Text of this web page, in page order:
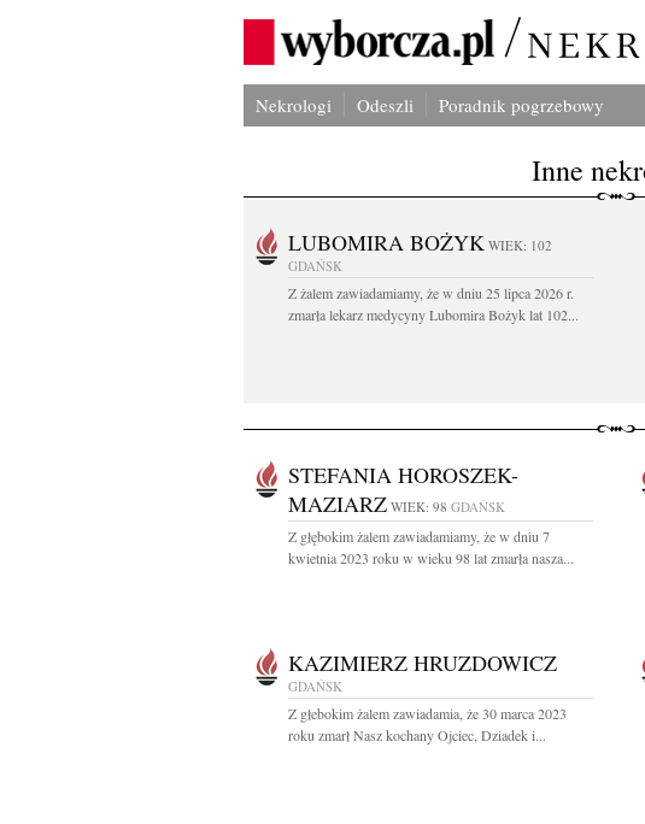
Nekrologi Odeszli Poradnik pogrzebowy
Inne
LUBOMIRA BOŻYK WIEK: 102
GDAŃSK
Z żalem zawiadamiamy, że w dniu 25 lipca 2026 r.
zmarła lekarz medycyny Lubomira Bożyk lat 102...
STEFANIA HOROSZEK-
MAZIARZ WIEK: 98 GDAŃSK
Z głębokim żalem zawiadamiamy, że w dniu 7
kwietnia 2023 roku w wieku 98 lat zmarła nasza...
KAZIMIERZ HRUZDOWICZ
GDAŃSK
Z głebokim żalem zawiadamia, że 30 marca 2023
roku zmarł Nasz kochany Ojciec, Dziadek i...